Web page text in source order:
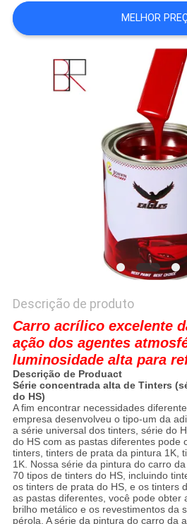
MAPA
DO
MELHOR
Descrição de produto
Carro acrílico excelente
ação dos agentes
luminosidade alta para
Descrição de Produact
Série concentrada alta de Tinters
do HS)
A fim encontrar necessidades
empresa desenvolveu o tipo-um da
a série universal dos tinters, série do
do HS com as pastas diferentes pode
tinters, tinters de prata da pintura 1K,
1K. Nossa série da pintura do carro
70 tipos de tinters do HS, incluindo
os tinters de prata do HS, e os tinters
as pastas diferentes, você pode obter
brilho metálico e os revestimentos da
pérola. A série da pintura do carro da